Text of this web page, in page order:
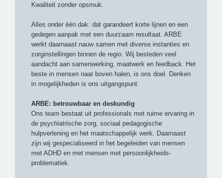
Kwaliteit zonder opsmuk.
Alles onder één dak: dat garandeert korte lijnen en een
gedegen aanpak met een duurzaam resultaat. ARBE
werkt daarnaast nauw samen met diverse instanties en
zorginstellingen binnen de regio. Wij besteden veel
aandacht aan samenwerking, maatwerk en feedback. Het
beste in mensen naar boven halen, is ons doel. Denken
in mogelijkheden is ons uitgangspunt.
ARBE: betrouwbaar en deskundig
Ons team bestaat uit professionals met ruime ervaring in
de psychiatrische zorg, sociaal pedagogische
hulpverlening en het maatschappelijk werk. Daarnaast
zijn wij gespecialiseerd in het begeleiden van mensen
met ADHD en met mensen met persoonlijkheids-
problematiek.